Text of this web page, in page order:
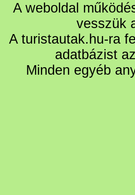
A weboldal
vesszük
A turistautak.hu-ra
adatbázist
Minden egyéb